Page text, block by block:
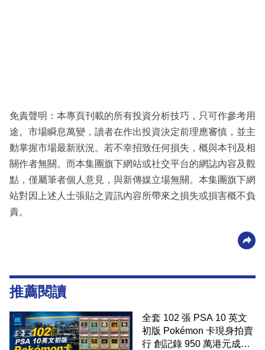
免責聲明：本專頁刊載的所有投資分析技巧，只可作參考用
途。市場瞬息萬變，讀者在作出投資決定前理應審慎，並主
動掌握市場最新狀況。若不幸招致任何損失，概與本刊及相
關作者無關。而本集團旗下網站或社交平台的網誌內容及觀
點，僅屬筆者個人意見，與新傳媒立場無關。本集團旗下網
站對因上述人士張貼之資訊內容所帶來之損失或損害概不負
責。
推薦閱讀
全套 102 張 PSA 10 英文
初版 Pokémon 卡現身拍賣
行 創記錄 950 萬港元成交